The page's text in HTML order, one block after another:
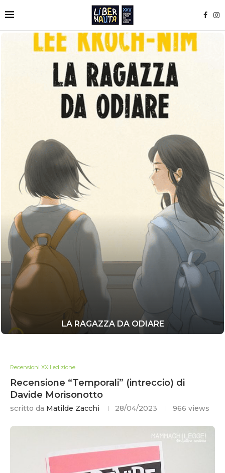
LA RAGAZZA DA ODIARE
Recensioni XXII edizione
Recensione “Temporali” (intreccio) di
Davide Morisonotto
scritto da Matilde Zacchi 28/04/2023 966 views